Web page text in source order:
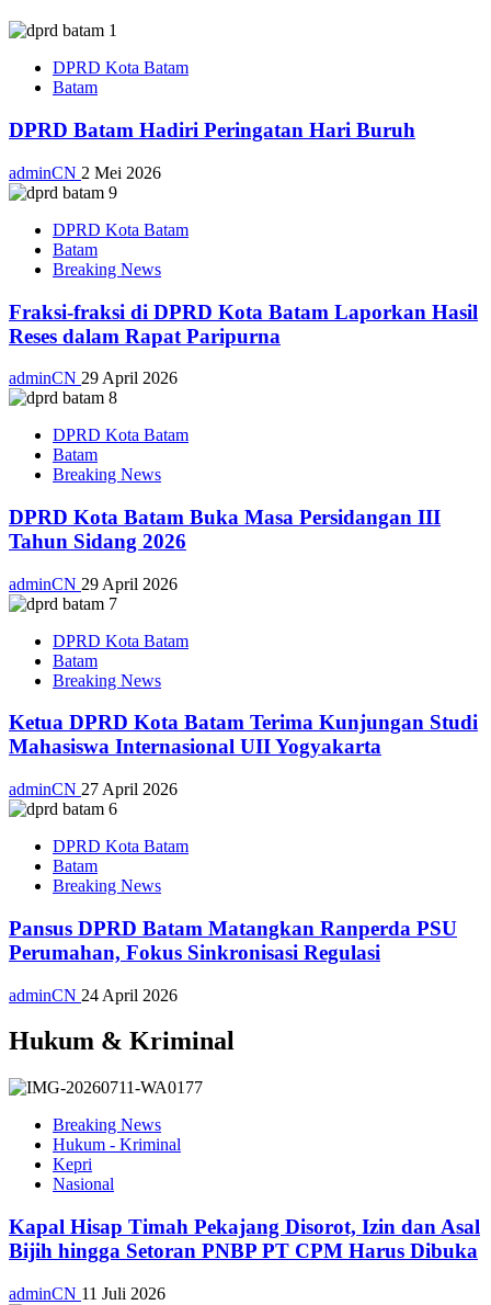
DPRD Kota Batam
Batam
DPRD Batam Hadiri Peringatan Hari Buruh
adminCN 2 Mei 2026
DPRD Kota Batam
Batam
Breaking News
Fraksi-fraksi di DPRD Kota Batam Laporkan Hasil
Reses dalam Rapat Paripurna
adminCN 29 April 2026
DPRD Kota Batam
Batam
Breaking News
DPRD Kota Batam Buka Masa Persidangan III
Tahun Sidang 2026
adminCN 29 April 2026
DPRD Kota Batam
Batam
Breaking News
Ketua DPRD Kota Batam Terima Kunjungan Studi
Mahasiswa Internasional UII Yogyakarta
adminCN 27 April 2026
DPRD Kota Batam
Batam
Breaking News
Pansus DPRD Batam Matangkan Ranperda PSU
Perumahan, Fokus Sinkronisasi Regulasi
adminCN 24 April 2026
Hukum & Kriminal
Breaking News
Hukum - Kriminal
Kepri
Nasional
Kapal Hisap Timah Pekajang Disorot, Izin dan Asal
Bijih hingga Setoran PNBP PT CPM Harus Dibuka
adminCN 11 Juli 2026